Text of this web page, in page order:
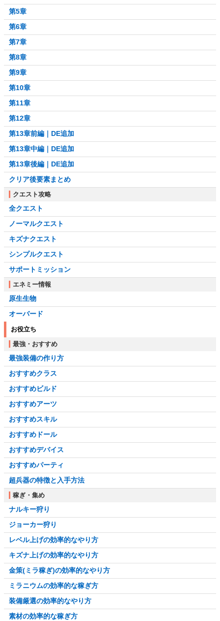
第5章
第6章
第7章
第8章
第9章
第10章
第11章
第12章
第13章前編｜DE追加
第13章中編｜DE追加
第13章後編｜DE追加
クリア後要素まとめ
クエスト攻略
全クエスト
ノーマルクエスト
キズナクエスト
シンプルクエスト
サポートミッション
エネミー情報
原生生物
オーバード
お役立ち
最強・おすすめ
最強装備の作り方
おすすめクラス
おすすめビルド
おすすめアーツ
おすすめスキル
おすすめドール
おすすめデバイス
おすすめパーティ
超兵器の特徴と入手方法
稼ぎ・集め
ナルキー狩り
ジョーカー狩り
レベル上げの効率的なやり方
キズナ上げの効率的なやり方
金策(ミラ稼ぎ)の効率的なやり方
ミラニウムの効率的な稼ぎ方
装備厳選の効率的なやり方
素材の効率的な稼ぎ方